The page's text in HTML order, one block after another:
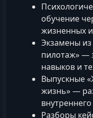
обучение
жизненных
Экзамены
пилотаж» —
навыков и
Выпускные
жизнь» —
Разборы